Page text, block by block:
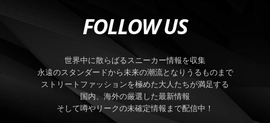
FOLLOW US
世界中に散らばるスニーカー情報を収集
永遠のスタンダードから未来の潮流となりうるものまで
ストリートファッションを極めた大人たちが満足する
国内、海外の厳選した最新情報
そして噂やリークの未確定情報まで配信中！